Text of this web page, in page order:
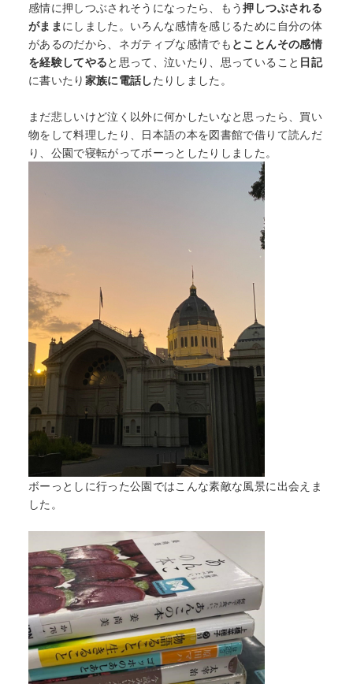
感情に押しつぶされそうになったら、もう押しつぶされる
がまま にしました。いろんな感情を感じるために自分の体
があるのだから、ネガティブな感情でも とことんその感情
を経験してやると思って、泣いたり、思っていること 日記
に書いたり 家族に電話したりしました。
まだ悲しいけど泣く以外に何かしたいなと思ったら、買い
物をして料理したり、日本語の本を図書館で借りて読んだ
り、公園で寝転がってボーっとしたりしました。
ボーっとしに行った公園ではこんな素敵な風景に出会えま
した。